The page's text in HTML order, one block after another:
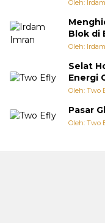
Oleh:
Blok di
Oleh:
Selat
Energi
Oleh: Two
Pasar
Oleh: Two